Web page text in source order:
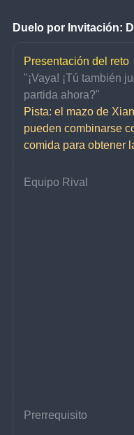
Duelo por Invitación:
Presentación del reto
"¡Vaya! ¡Tú también
partida ahora?"
Pista: el mazo de
pueden combinarse
comida para obtener
Equipo Rival
Prerrequisito